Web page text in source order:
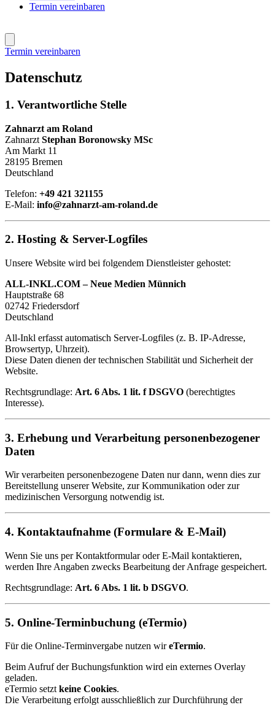
Termin vereinbaren
Termin vereinbaren
Datenschutz
1. Verantwortliche Stelle
Zahnarzt am Roland
Zahnarzt Stephan Boronowsky MSc
Am Markt 11
28195 Bremen
Deutschland
Telefon: +49 421 321155
E-Mail: info@zahnarzt-am-roland.de
2. Hosting & Server-Logfiles
Unsere Website wird bei folgendem Dienstleister gehostet:
ALL-INKL.COM – Neue Medien Münnich
Hauptstraße 68
02742 Friedersdorf
Deutschland
All-Inkl erfasst automatisch Server-Logfiles (z. B. IP-Adresse,
Browsertyp, Uhrzeit).
Diese Daten dienen der technischen Stabilität und Sicherheit der
Website.
Rechtsgrundlage: Art. 6 Abs. 1 lit. f DSGVO (berechtigtes
Interesse).
3. Erhebung und Verarbeitung personenbezogener
Daten
Wir verarbeiten personenbezogene Daten nur dann, wenn dies zur
Bereitstellung unserer Website, zur Kommunikation oder zur
medizinischen Versorgung notwendig ist.
4. Kontaktaufnahme (Formulare & E-Mail)
Wenn Sie uns per Kontaktformular oder E-Mail kontaktieren,
werden Ihre Angaben zwecks Bearbeitung der Anfrage gespeichert.
Rechtsgrundlage: Art. 6 Abs. 1 lit. b DSGVO.
5. Online-Terminbuchung (eTermio)
Für die Online-Terminvergabe nutzen wireTermio.
Beim Aufruf der Buchungsfunktion wird ein externes Overlay
geladen.
eTermio setzt keine Cookies.
Die Verarbeitung erfolgt ausschließlich zur Durchführung der